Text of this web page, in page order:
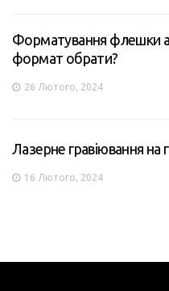
Форматування флешки
формат обрати?
26 Лютого, 2024
Лазерне гравіювання на
16 Лютого, 2024